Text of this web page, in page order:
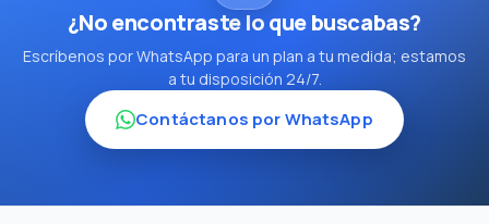
¿No encontraste lo que buscabas?
Escríbenos por WhatsApp para un plan a tu medida; estamos
a tu disposición 24/7.
Contáctanos por WhatsApp